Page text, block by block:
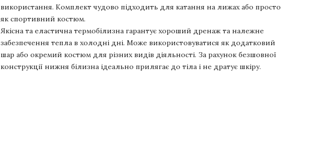
використання. Комплект чудово підходить для катання на лижах або просто
як спортивний костюм.
Якісна та еластична термобілизна гарантує хороший дренаж та належне
забезпечення тепла в холодні дні. Може використовуватися як додатковий
шар або окремий костюм для різних видів діяльності. За рахунок безшовної
конструкції нижня білизна ідеально прилягає до тіла і не дратує шкіру.